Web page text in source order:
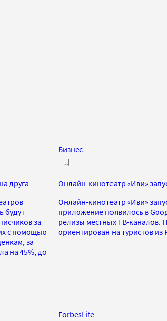
друга
будут
за
с помощью
за
на 45%, до
Бизнес
Онлайн-кинотеатр «Иви»
Онлайн-кинотеатр «Иви»
приложение появилось в
релизы местных ТВ-каналов.
ориентирован на туристов из
ForbesLife